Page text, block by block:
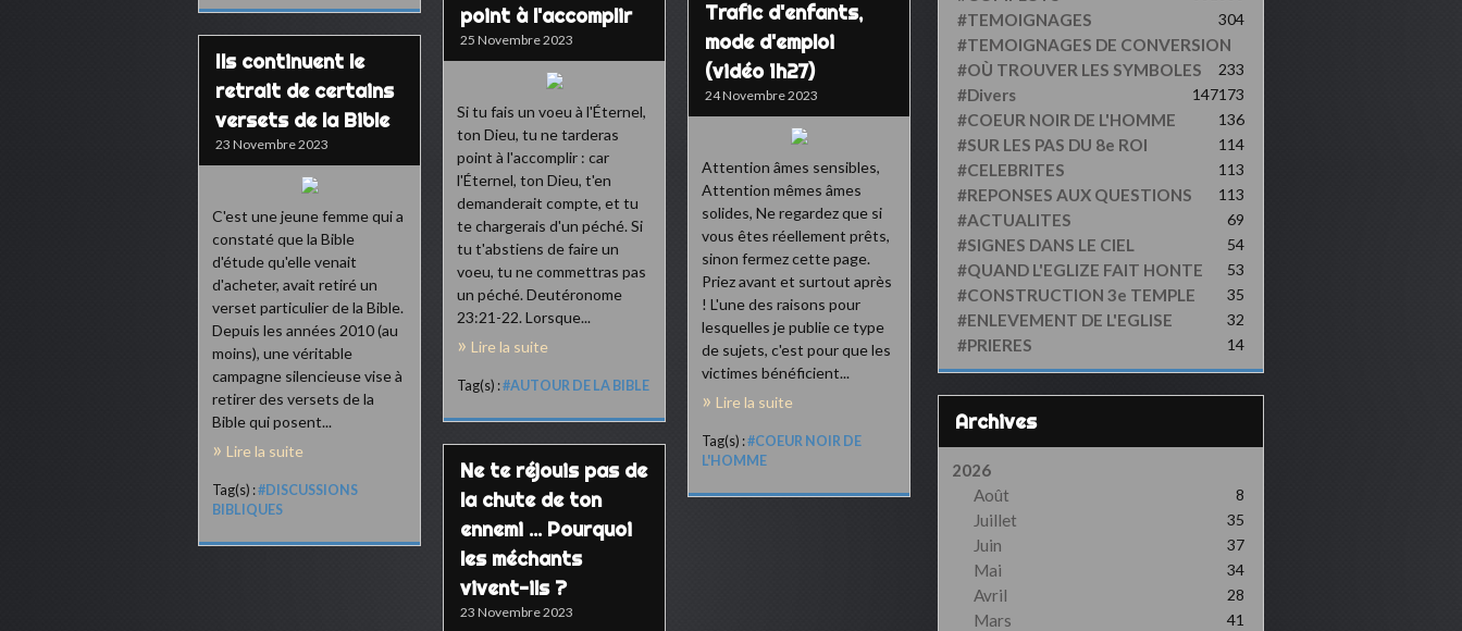
point à l'accomplir
25 Novembre 2023
Si tu fais un voeu à l'Éternel,
ton Dieu, tu ne tarderas
point à l'accomplir : car
l'Éternel, ton Dieu, t'en
demanderait compte, et tu
te chargerais d'un péché. Si
tu t'abstiens de faire un
voeu, tu ne commettras pas
un péché. Deutéronome
23:21-22. Lorsque...
Lire la suite
Tag(s) :#AUTOUR DE LA BIBLE
Trafic d'enfants,
mode d'emploi
(vidéo 1h27)
24 Novembre 2023
Attention âmes sensibles,
Attention mêmes âmes
solides, Ne regardez que si
vous êtes réellement prêts,
sinon fermez cette page.
Priez avant et surtout après
! L'une des raisons pour
lesquelles je publie ce type
de sujets, c'est pour que les
victimes bénéficient...
Lire la suite
Tag(s) :#COEUR NOIR DE
L'HOMME
Ils continuent le
retrait de certains
versets de la Bible
23 Novembre 2023
C'est une jeune femme qui a
constaté que la Bible
d'étude qu'elle venait
d'acheter, avait retiré un
verset particulier de la Bible.
Depuis les années 2010 (au
moins), une véritable
campagne silencieuse vise à
retirer des versets de la
Bible qui posent...
Lire la suite
Tag(s) :#DISCUSSIONS
BIBLIQUES
Ne te réjouis pas de
la chute de ton
ennemi ... Pourquoi
les méchants
vivent-ils ?
23 Novembre 2023
#TEMOIGNAGES 304
#TEMOIGNAGES DE CONVERSION
233
#OÙ TROUVER LES SYMBOLES
173
#Divers 147
#COEUR NOIR DE L'HOMME 136
#SUR LES PAS DU 8e ROI 114
#CELEBRITES 113
#REPONSES AUX QUESTIONS 113
#ACTUALITES 69
#SIGNES DANS LE CIEL 54
#QUAND L'EGLIZE FAIT HONTE 53
#CONSTRUCTION 3e TEMPLE 35
#ENLEVEMENT DE L'EGLISE 32
#PRIERES 14
Archives
2026
Août
8
Juillet 35
Juin 37
Mai 34
Avril 28
Mars 41